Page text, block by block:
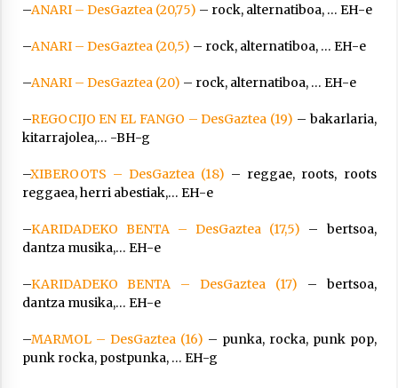
–ANARI – DesGaztea (20,75) – rock, alternatiboa, … EH-e
–ANARI – DesGaztea (20,5) – rock, alternatiboa, … EH-e
–ANARI – DesGaztea (20) – rock, alternatiboa, … EH-e
–REGOCIJO EN EL FANGO – DesGaztea (19) – bakarlaria,
kitarrajolea,… -BH-g
–XIBEROOTS – DesGaztea (18) – reggae, roots, roots
reggaea, herri abestiak,… EH-e
–KARIDADEKO BENTA – DesGaztea (17,5) – bertsoa,
dantza musika,… EH-e
–KARIDADEKO BENTA – DesGaztea (17) – bertsoa,
dantza musika,… EH-e
–MARMOL – DesGaztea (16) – punka, rocka, punk pop,
punk rocka, postpunka, … EH-g